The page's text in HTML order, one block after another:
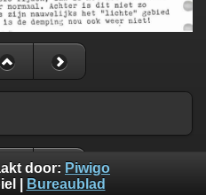
door: Piwigo
Bureaublad